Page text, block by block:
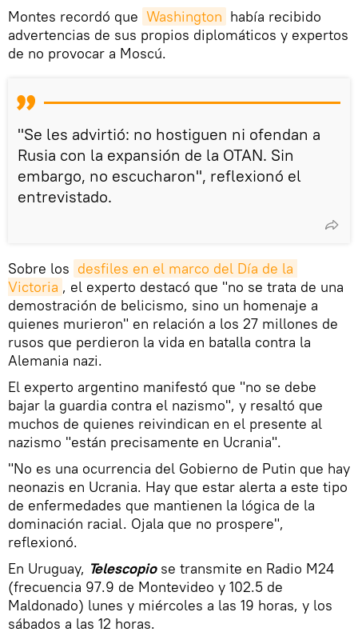
Montes recordó que Washington había recibido
advertencias de sus propios diplomáticos y expertos
de no provocar a Moscú.
"Se les advirtió: no hostiguen ni ofendan a
Rusia con la expansión de la OTAN. Sin
embargo, no escucharon", reflexionó el
entrevistado.
Sobre los desfiles en el marco del Día de la
Victoria , el experto destacó que "no se trata de una
demostración de belicismo, sino un homenaje a
quienes murieron" en relación a los 27 millones de
rusos que perdieron la vida en batalla contra la
Alemania nazi.
El experto argentino manifestó que "no se debe
bajar la guardia contra el nazismo", y resaltó que
muchos de quienes reivindican en el presente al
nazismo "están precisamente en Ucrania".
"No es una ocurrencia del Gobierno de Putin que hay
neonazis en Ucrania. Hay que estar alerta a este tipo
de enfermedades que mantienen la lógica de la
dominación racial. Ojala que no prospere",
reflexionó.
En Uruguay, Telescopiose transmite en Radio M24
(frecuencia 97.9 de Montevideo y 102.5 de
Maldonado) lunes y miércoles a las 19 horas, y los
sábados a las 12 horas.